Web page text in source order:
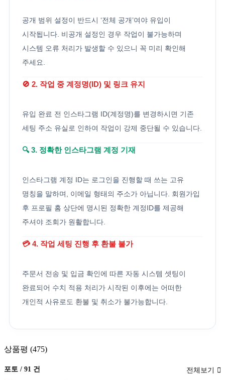
공개 범위 설정이 반드시 ‘전체 공개’여야 유입이
시작됩니다. 비공개 설정인 경우 작업이 불가능하며
시스템 오류 처리가 발생할 수 있으니 꼭 미리 확인해
주세요.
🚫 2. 작업 중 계정명(ID) 및 링크 유지
유입 완료 전 인스타그램 ID(계정명)를 변경하시면 기존
세팅 주소 유실로 인하여 작업이 강제 중단될 수 있습니다.
🔍 3. 정확한 인스타그램 계정 기재
인스타그램 계정 ID는 로그인을 진행할 때 쓰는 고유
명칭을 말하며, 이메일 형태의 주소가 아닙니다. 회원가입
후 프로필 홈 상단에 명시된 정확한 계정ID를 제공해
주셔야 조회가 원활합니다.
💳 4. 작업 세팅 진행 후 환불 불가
주문서 전송 및 입금 확인에 따른 자동 시스템 셋팅이
완료되어 수치 적용 처리가 시작된 이후에는 어떠한
개인적 사유로도 환불 및 취소가 불가능합니다.
상품평 (475)
포토 / 91 건 전체보기